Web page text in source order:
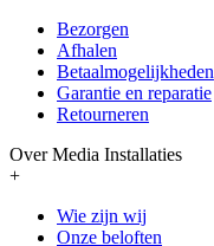
Bezorgen
Afhalen
Betaalmogelijkheden
Garantie en reparatie
Retourneren
Over Media Installaties
+
Wie zijn wij
Onze beloften